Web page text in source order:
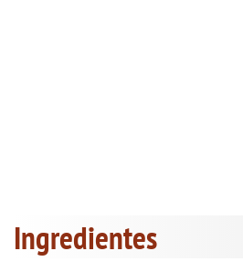
Ingredientes